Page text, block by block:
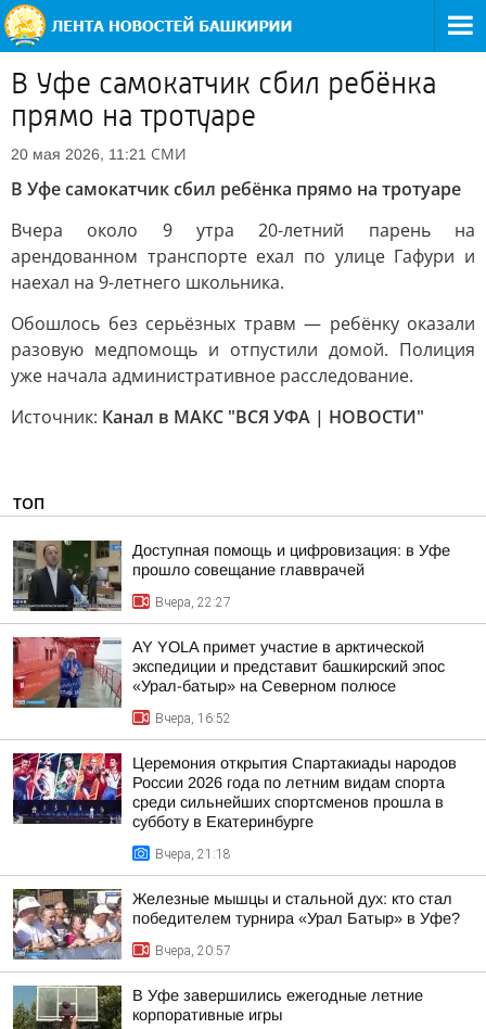
В Уфе самокатчик сбил ребёнка
прямо на тротуаре
20 мая 2026, 11:21 СМИ
В Уфе самокатчик сбил ребёнка прямо на тротуаре
Вчера около 9 утра 20-летний парень на
арендованном транспорте ехал по улице Гафури и
наехал на 9-летнего школьника.
Обошлось без серьёзных травм — ребёнку оказали
разовую медпомощь и отпустили домой. Полиция
уже начала административное расследование.
Источник: Канал в МАКС "ВСЯ УФА | НОВОСТИ"
ТОП
Доступная помощь и цифровизация: в Уфе
прошло совещание главврачей
Вчера, 22:27
AY YOLA примет участие в арктической
экспедиции и представит башкирский эпос
«Урал-батыр» на Северном полюсе
Вчера, 16:52
Церемония открытия Спартакиады народов
России 2026 года по летним видам спорта
среди сильнейших спортсменов прошла в
субботу в Екатеринбурге
Вчера, 21:18
Железные мышцы и стальной дух: кто стал
победителем турнира «Урал Батыр» в Уфе?
Вчера, 20:57
В Уфе завершились ежегодные летние
корпоративные игры